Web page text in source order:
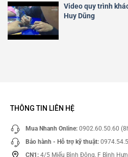
Video quy trình
Huy Dũng
THÔNG TIN LIÊN HỆ
Mua Nhanh Online: 0902.60.50.60
Bảo hành - Hỗ trợ kỹ thuật:
CN1: 4/5 Miếu Bình Đông, F Bình